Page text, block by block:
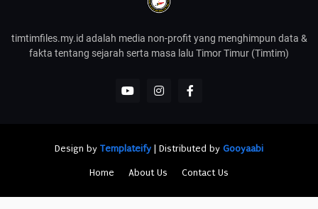
timtimfiles.my.id adalah media non-profit yang menghimpun data &
fakta tentang sejarah serta masa lalu Timor Timur (Timtim)
Design by Templateify | Distributed by Gooyaabi
Home About Us Contact Us